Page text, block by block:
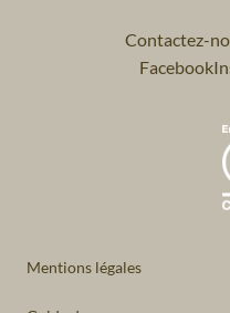
Contactez-
Facebook
Mentions légales